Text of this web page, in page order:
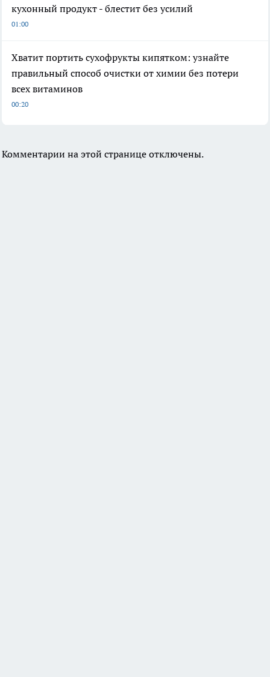
кухонный продукт - блестит без усилий
01:00
Хватит портить сухофрукты кипятком: узнайте
правильный способ очистки от химии без потери
всех витаминов
00:20
Комментарии на этой странице отключены.